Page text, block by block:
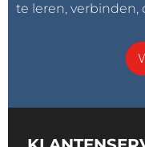
te leren, verbinden,